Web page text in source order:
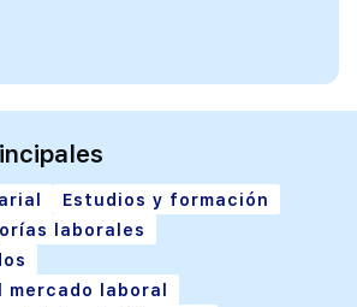
Estudios y formación
laborales
mercado laboral